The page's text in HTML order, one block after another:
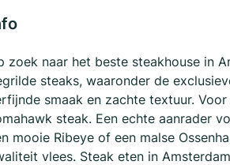
zoek naar het beste steakhouse in
steaks, waaronder de
smaak en zachte textuur.
steak. Een echte aanrader
mooie Ribeye of een malse
vlees. Steak eten in